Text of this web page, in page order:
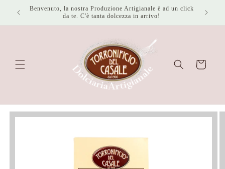
direttamente
Benvenuto, la nostra Produzione Artigianale è ad un click
da te. C'è tanta dolcezza in arrivo!
Carrello
Passa alle